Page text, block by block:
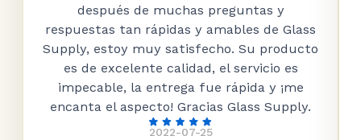
2022-07-25
después de muchas preguntas y
respuestas tan rápidas y amables de Glass
Supply, estoy muy satisfecho. Su producto
es de excelente calidad, el servicio es
impecable, la entrega fue rápida y ¡me
encanta el aspecto! Gracias Glass Supply.